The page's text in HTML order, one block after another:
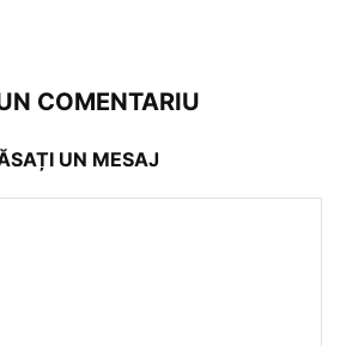
COMENTARIU
UN MESAJ